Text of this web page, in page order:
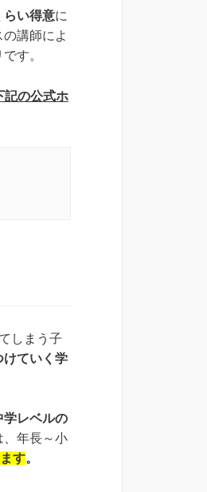
らい得意に
講師によ
す。
記の公式ホ
しまう子
けていく学
学レベルの
、年長～小
す。